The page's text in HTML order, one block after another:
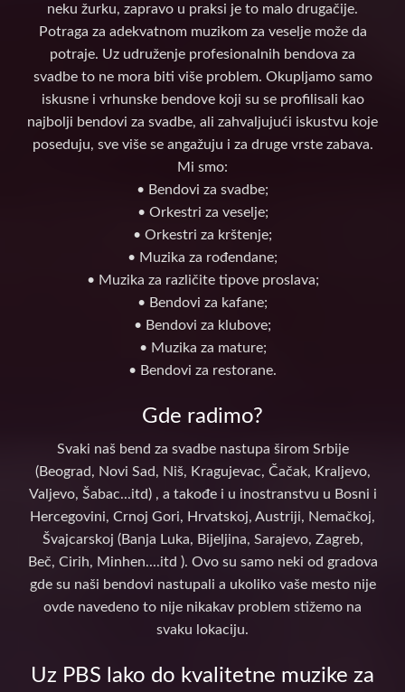
neku žurku, zapravo u praksi je to malo drugačije.
Potraga za adekvatnom muzikom za veselje može da
potraje. Uz udruženje profesionalnih bendova za
svadbe to ne mora biti više problem. Okupljamo samo
iskusne i vrhunske bendove koji su se profilisali kao
najbolji bendovi za svadbe, ali zahvaljujući iskustvu koje
poseduju, sve više se angažuju i za druge vrste zabava.
Mi smo:
• Bendovi za svadbe;
• Orkestri za veselje;
• Orkestri za krštenje;
• Muzika za rođendane;
• Muzika za različite tipove proslava;
• Bendovi za kafane;
• Bendovi za klubove;
• Muzika za mature;
• Bendovi za restorane.
Gde radimo?
Svaki naš bend za svadbe nastupa širom Srbije
(Beograd, Novi Sad, Niš, Kragujevac, Čačak, Kraljevo,
Valjevo, Šabac...itd) , a takođe i u inostranstvu u Bosni i
Hercegovini, Crnoj Gori, Hrvatskoj, Austriji, Nemačkoj,
Švajcarskoj (Banja Luka, Bijeljina, Sarajevo, Zagreb,
Beč, Cirih, Minhen....itd ). Ovo su samo neki od gradova
gde su naši bendovi nastupali a ukoliko vaše mesto nije
ovde navedeno to nije nikakav problem stižemo na
svaku lokaciju.
Uz PBS lako do kvalitetne muzike za